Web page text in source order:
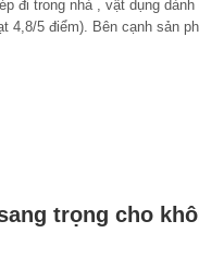
đi trong nhà , vật dụng
4,8/5 điểm). Bên cạnh sản
trọng cho